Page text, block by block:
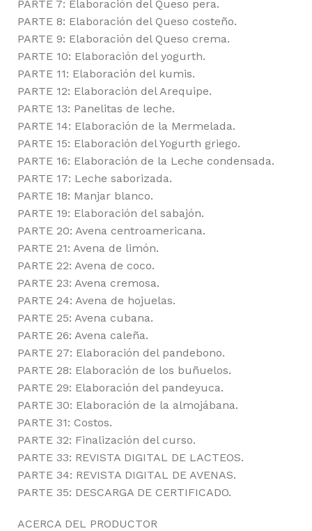
PARTE 7: Elaboración del Queso pera.
PARTE 8: Elaboración del Queso costeño.
PARTE 9: Elaboración del Queso crema.
PARTE 10: Elaboración del yogurth.
PARTE 11: Elaboración del kumis.
PARTE 12: Elaboración del Arequipe.
PARTE 13: Panelitas de leche.
PARTE 14: Elaboración de la Mermelada.
PARTE 15: Elaboración del Yogurth griego.
PARTE 16: Elaboración de la Leche condensada.
PARTE 17: Leche saborizada.
PARTE 18: Manjar blanco.
PARTE 19: Elaboración del sabajón.
PARTE 20: Avena centroamericana.
PARTE 21: Avena de limón.
PARTE 22: Avena de coco.
PARTE 23: Avena cremosa.
PARTE 24: Avena de hojuelas.
PARTE 25: Avena cubana.
PARTE 26: Avena caleña.
PARTE 27: Elaboración del pandebono.
PARTE 28: Elaboración de los buñuelos.
PARTE 29: Elaboración del pandeyuca.
PARTE 30: Elaboración de la almojábana.
PARTE 31: Costos.
PARTE 32: Finalización del curso.
PARTE 33: REVISTA DIGITAL DE LACTEOS.
PARTE 34: REVISTA DIGITAL DE AVENAS.
PARTE 35: DESCARGA DE CERTIFICADO.
ACERCA DEL PRODUCTOR